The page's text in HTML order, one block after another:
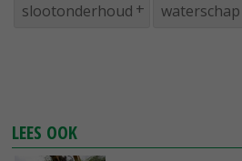
slootonderhoud
LEES OOK